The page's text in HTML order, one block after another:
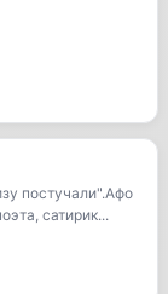
постучали".Афо
сатирик...